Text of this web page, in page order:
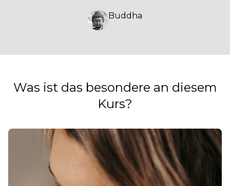
Buddha
Was ist das besondere an diesem
Kurs?